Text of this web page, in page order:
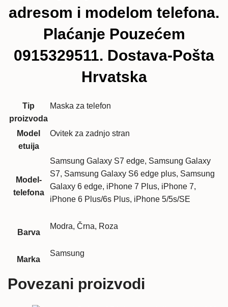
adresom i modelom telefona.
Plaćanje Pouzećem
0915329511. Dostava-Pošta
Hrvatska
Tip
proizvoda
Maska za telefon
Model
etuija
Ovitek za zadnjo stran
Model-
telefona
Samsung Galaxy S7 edge, Samsung Galaxy
S7, Samsung Galaxy S6 edge plus, Samsung
Galaxy 6 edge, iPhone 7 Plus, iPhone 7,
iPhone 6 Plus/6s Plus, iPhone 5/5s/SE
Barva
Modra, Črna, Roza
Marka
Samsung
Povezani proizvodi